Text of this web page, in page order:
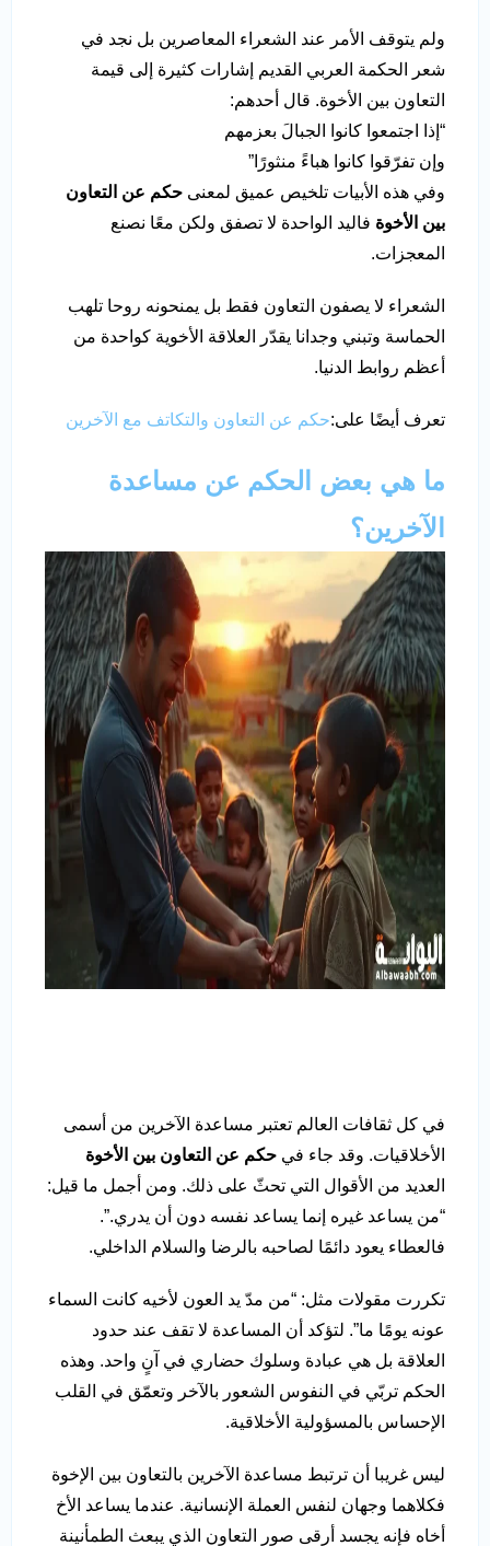
ولم يتوقف الأمر عند الشعراء المعاصرين بل نجد في
شعر الحكمة العربي القديم إشارات كثيرة إلى قيمة
التعاون بين الأخوة. قال أحدهم:
“إذا اجتمعوا كانوا الجبالَ بعزمهم
وإن تفرّقوا كانوا هباءً منثورًا”
وفي هذه الأبيات تلخيص عميق لمعنى حكم عن التعاون
بين الأخوة فاليد الواحدة لا تصفق ولكن معًا نصنع
المعجزات.
الشعراء لا يصفون التعاون فقط بل يمنحونه روحا تلهب
الحماسة وتبني وجدانا يقدّر العلاقة الأخوية كواحدة من
أعظم روابط الدنيا.
تعرف أيضًا على:حكم عن التعاون والتكاتف مع الآخرين
ما هي بعض الحكم عن مساعدة
الآخرين؟
في كل ثقافات العالم تعتبر مساعدة الآخرين من أسمى
الأخلاقيات. وقد جاء في حكم عن التعاون بين الأخوة
العديد من الأقوال التي تحثّ على ذلك. ومن أجمل ما قيل:
“من يساعد غيره إنما يساعد نفسه دون أن يدري.”.
فالعطاء يعود دائمًا لصاحبه بالرضا والسلام الداخلي.
تكررت مقولات مثل: “من مدّ يد العون لأخيه كانت السماء
عونه يومًا ما”. لتؤكد أن المساعدة لا تقف عند حدود
العلاقة بل هي عبادة وسلوك حضاري في آنٍ واحد. وهذه
الحكم تربّي في النفوس الشعور بالآخر وتعمّق في القلب
الإحساس بالمسؤولية الأخلاقية.
ليس غريبا أن ترتبط مساعدة الآخرين بالتعاون بين الإخوة
فكلاهما وجهان لنفس العملة الإنسانية. عندما يساعد الأخ
أخاه فإنه يجسد أرقى صور التعاون الذي يبعث الطمأنينة